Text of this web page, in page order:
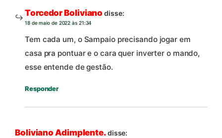
Torcedor Boliviano disse:
18 de maio de 2022 às 21:34
Tem cada um, o Sampaio precisando jogar em
casa pra pontuar e o cara quer inverter o mando,
esse entende de gestão.
Responder
Boliviano Adimplente.disse: